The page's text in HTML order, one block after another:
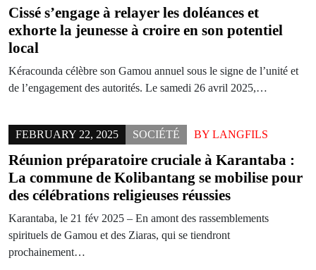
Cissé s’engage à relayer les doléances et
exhorte la jeunesse à croire en son potentiel
local
Kéracounda célèbre son Gamou annuel sous le signe de l’unité et
de l’engagement des autorités. Le samedi 26 avril 2025,…
FEBRUARY 22, 2025 SOCIÉTÉ BY LANGFILS
Réunion préparatoire cruciale à Karantaba :
La commune de Kolibantang se mobilise pour
des célébrations religieuses réussies
Karantaba, le 21 fév 2025 – En amont des rassemblements
spirituels de Gamou et des Ziaras, qui se tiendront
prochainement…